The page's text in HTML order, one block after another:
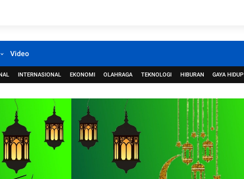
Video
INTERNASIONAL EKONOMI OLAHRAGA TEKNOLOGI HIBURAN GAYA HIDUP